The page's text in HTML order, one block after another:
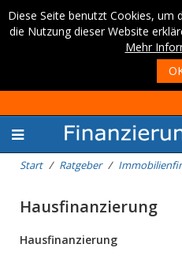
Diese Seite benutzt Cookies, um
die Nutzung dieser Website
Mehr
Start Ratgeber
Hausfinanzierung
Hausfinanzierung